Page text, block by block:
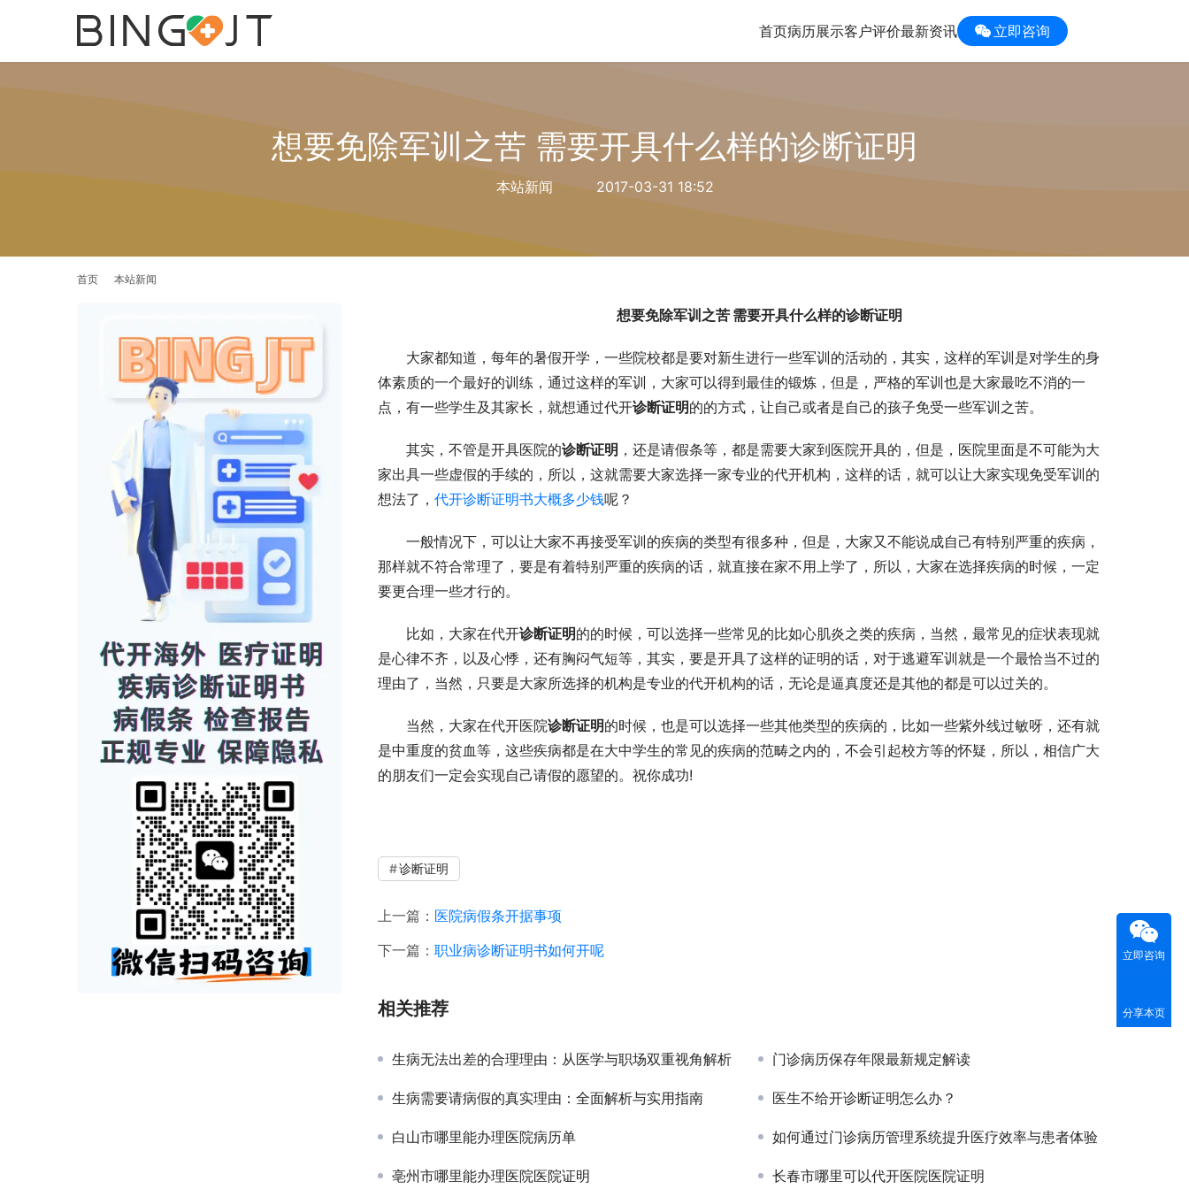
首页病历展示客户评价最新资讯 立即咨询
想要免除军训之苦 需要开具什么样的诊断证明
本站新闻 2017-03-31 18:52
首页 本站新闻
想要免除军训之苦 需要开具什么样的诊断证明
大家都知道，每年的暑假开学，一些院校都是要对新生进行一些军训的活动的，其实，这样的军训是对学生的身
体素质的一个最好的训练，通过这样的军训，大家可以得到最佳的锻炼，但是，严格的军训也是大家最吃不消的一
点，有一些学生及其家长，就想通过代开诊断证明的的方式，让自己或者是自己的孩子免受一些军训之苦。
其实，不管是开具医院的诊断证明 ，还是请假条等，都是需要大家到医院开具的，但是，医院里面是不可能为大
家出具一些虚假的手续的，所以，这就需要大家选择一家专业的代开机构，这样的话，就可以让大家实现免受军训的
想法了， 代开诊断证明书大概多少钱呢？
一般情况下，可以让大家不再接受军训的疾病的类型有很多种，但是，大家又不能说成自己有特别严重的疾病，
那样就不符合常理了，要是有着特别严重的疾病的话，就直接在家不用上学了，所以，大家在选择疾病的时候，一定
要更合理一些才行的。
比如，大家在代开诊断证明的的时候，可以选择一些常见的比如心肌炎之类的疾病，当然，最常见的症状表现就
是心律不齐，以及心悸，还有胸闷气短等，其实，要是开具了这样的证明的话，对于逃避军训就是一个最恰当不过的
理由了，当然，只要是大家所选择的机构是专业的代开机构的话，无论是逼真度还是其他的都是可以过关的。
当然，大家在代开医院诊断证明的时候，也是可以选择一些其他类型的疾病的，比如一些紫外线过敏呀，还有就
是中重度的贫血等，这些疾病都是在大中学生的常见的疾病的范畴之内的，不会引起校方等的怀疑，所以，相信广大
的朋友们一定会实现自己请假的愿望的。祝你成功!
诊断证明
上一篇： 医院病假条开据事项
下一篇： 职业病诊断证明书如何开呢
相关推荐
生病无法出差的合理理由：从医学与职场双重视角解析 门诊病历保存年限最新规定解读
生病需要请病假的真实理由：全面解析与实用指南 医生不给开诊断证明怎么办？
白山市哪里能办理医院病历单 如何通过门诊病历管理系统提升医疗效率与患者体验
亳州市哪里能办理医院医院证明 长春市哪里可以代开医院医院证明
立即咨询
分享本页